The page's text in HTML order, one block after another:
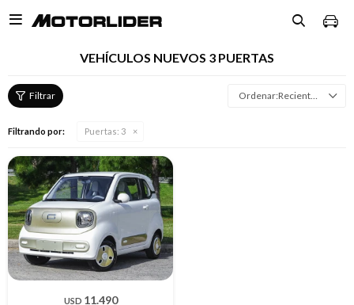

VEHÍCULOS NUEVOS 3 PUERTAS
Recientes
Filtrando por: Puertas: 3
USD 11.490